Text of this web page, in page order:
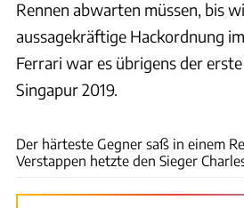
Rennen abwarten müssen, bis
aussagekräftige Hackordnung
Ferrari war es übrigens der
Singapur 2019.
Der härteste Gegner saß in einem
Verstappen hetzte den Sieger